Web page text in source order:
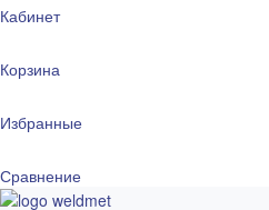
Кабинет
Корзина
Избранные
Сравнение